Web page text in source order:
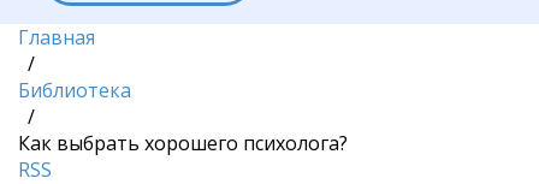
Главная
/
Библиотека
/
Как выбрать хорошего психолога?
RSS